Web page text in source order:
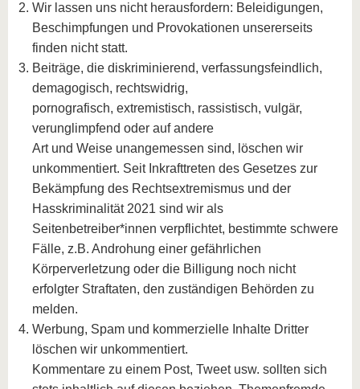
Wir lassen uns nicht herausfordern: Beleidigungen,
Beschimpfungen und Provokationen unsererseits
finden nicht statt.
Beiträge, die diskriminierend, verfassungsfeindlich,
demagogisch, rechtswidrig,
pornografisch, extremistisch, rassistisch, vulgär,
verunglimpfend oder auf andere
Art und Weise unangemessen sind, löschen wir
unkommentiert. Seit Inkrafttreten des Gesetzes zur
Bekämpfung des Rechtsextremismus und der
Hasskriminalität 2021 sind wir als
Seitenbetreiber*innen verpflichtet, bestimmte schwere
Fälle, z.B. Androhung einer gefährlichen
Körperverletzung oder die Billigung noch nicht
erfolgter Straftaten, den zuständigen Behörden zu
melden.
Werbung, Spam und kommerzielle Inhalte Dritter
löschen wir unkommentiert.
Kommentare zu einem Post, Tweet usw. sollten sich